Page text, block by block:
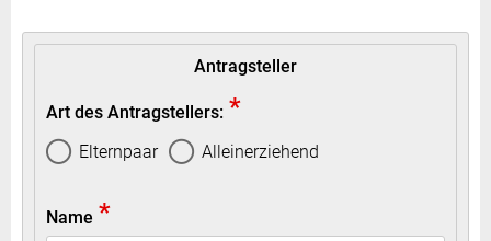
Antragsteller
Art des Antragstellers: *
Elternpaar Alleinerziehend
Name *